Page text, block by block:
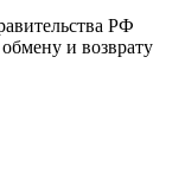
РФ
и возврату